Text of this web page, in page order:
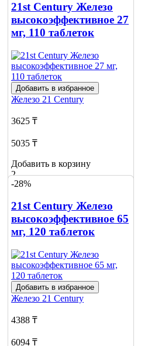
21st Century Железо
высокоэффективное 27
мг, 110 таблеток
Добавить в избранное
Железо 21 Century
3625 ₸
5035 ₸
Добавить в корзину
2
-28%
21st Century Железо
высокоэффективное 65
мг, 120 таблеток
Добавить в избранное
Железо 21 Century
4388 ₸
6094 ₸